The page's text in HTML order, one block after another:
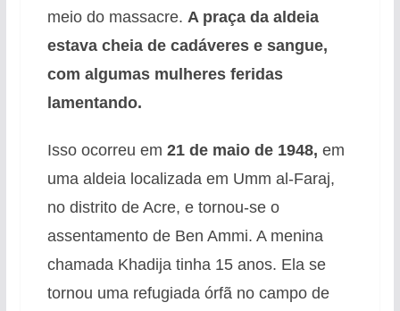
meio do massacre. A praça da aldeia
estava cheia de cadáveres e sangue,
com algumas mulheres feridas
lamentando.
Isso ocorreu em 21 de maio de 1948, em
uma aldeia localizada em Umm al-Faraj,
no distrito de Acre, e tornou-se o
assentamento de Ben Ammi. A menina
chamada Khadija tinha 15 anos. Ela se
tornou uma refugiada órfã no campo de